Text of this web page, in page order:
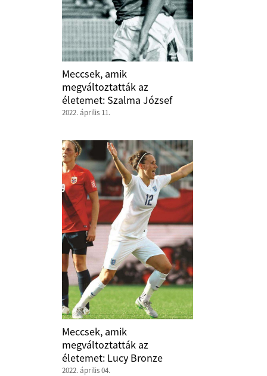
Meccsek, amik
megváltoztatták az
életemet: Szalma József
2022. április 11.
Meccsek, amik
megváltoztatták az
életemet: Lucy Bronze
2022. április 04.